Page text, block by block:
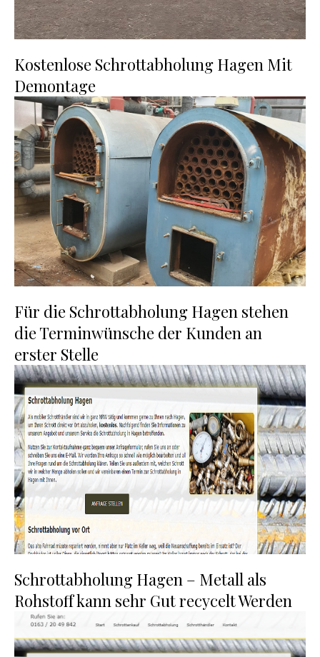
Kostenlose Schrottabholung Hagen Mit
Demontage
Für die Schrottabholung Hagen stehen
die Terminwünsche der Kunden an
erster Stelle
Schrottabholung Hagen – Metall als
Rohstoff kann sehr Gut recycelt Werden